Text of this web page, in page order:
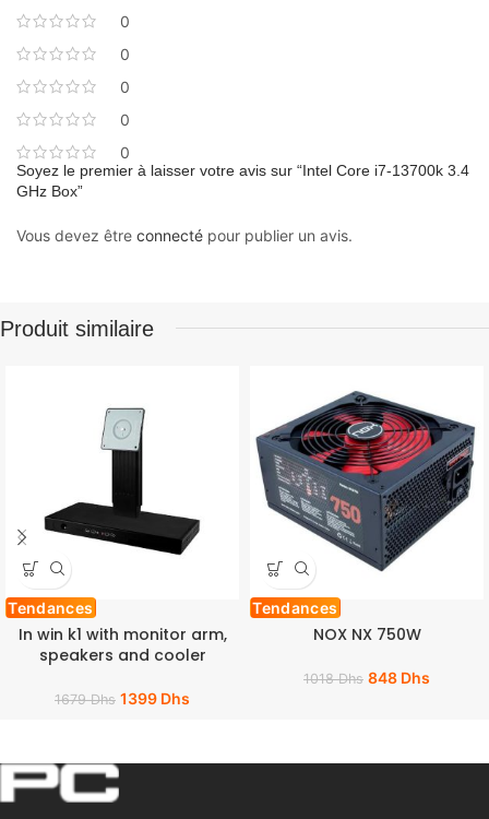
0
0
0
0
0
Soyez le premier à laisser votre avis sur “Intel Core i7-13700k 3.4
GHz Box”
Vous devez être connecté pour publier un avis.
Produit similaire
Tendances
In win k1 with monitor arm,
speakers and cooler
1679Dhs 1399 Dhs
Tendances
NOX NX 750W
1018Dhs 848 Dhs